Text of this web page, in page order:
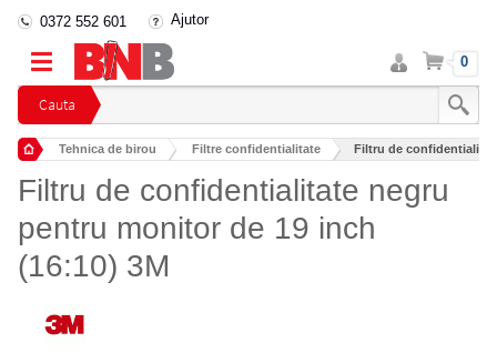
Cauta
0372 552 601 Ajutor
Intra
in
cont
Cos 0
Tehnica de birou Filtre confidentialitate Filtru de
Filtru de confidentialitate negru
pentru monitor de 19 inch
(16:10) 3M